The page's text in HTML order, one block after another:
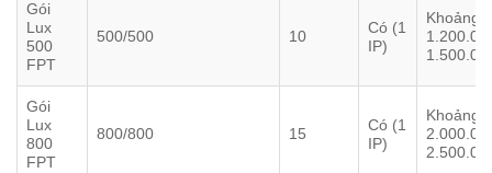
Gói
Lux
500
FPT
500/500 10
Có (1
IP)
Khoảng
Gói
Lux
800
FPT
800/800 15
Có (1
IP)
Khoảng